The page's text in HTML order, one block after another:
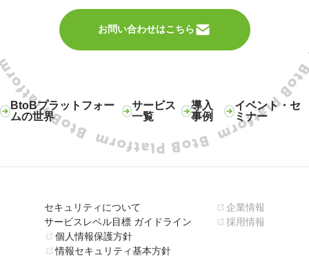
お問い合わせはこちら
BtoBプラットフォー
ムの世界
サービス
一覧
導入
事例
イベント・セ
ミナー
セキュリティについて
サービスレベル目標 ガイドライン
個人情報保護方針
情報セキュリティ基本方針
企業情報
採用情報